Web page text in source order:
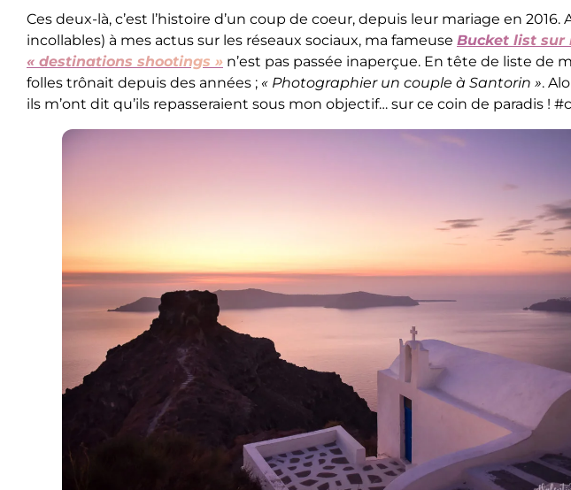
Ces deux-là, c’est l’histoire d’un coup de coeur, depuis leur mariage en 2016.
incollables) à mes actus sur les réseaux sociaux, ma fameuse Bucket list sur
« destinations shootings » n’est pas passée inaperçue. En tête de liste de
folles trônait depuis des années ; « Photographier un couple à Santorin ».
ils m’ont dit qu’ils repasseraient sous mon objectif… sur ce coin de paradis !